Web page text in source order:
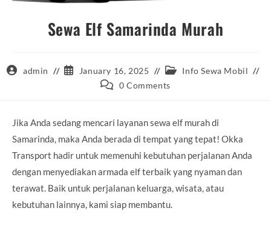
Sewa Elf Samarinda Murah
Postadmin
Post
published:
January 16, 2025
Post
category:
Info Sewa Mobil
Post 0 Comments
Jika Anda sedang mencari layanan sewa elf murah di
Samarinda, maka Anda berada di tempat yang tepat! Okka
Transport hadir untuk memenuhi kebutuhan perjalanan Anda
dengan menyediakan armada elf terbaik yang nyaman dan
terawat. Baik untuk perjalanan keluarga, wisata, atau
kebutuhan lainnya, kami siap membantu.